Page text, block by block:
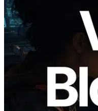
Validators
Block Analyzer
Waktu Produksi
Validator yang